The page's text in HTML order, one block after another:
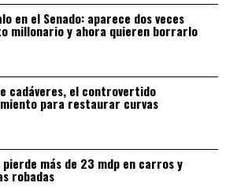
en el Senado: aparece dos veces
millonario y ahora quieren borrarlo
cadáveres, el controvertido
para restaurar curvas
pierde más de 23 mdp en carros y
robadas